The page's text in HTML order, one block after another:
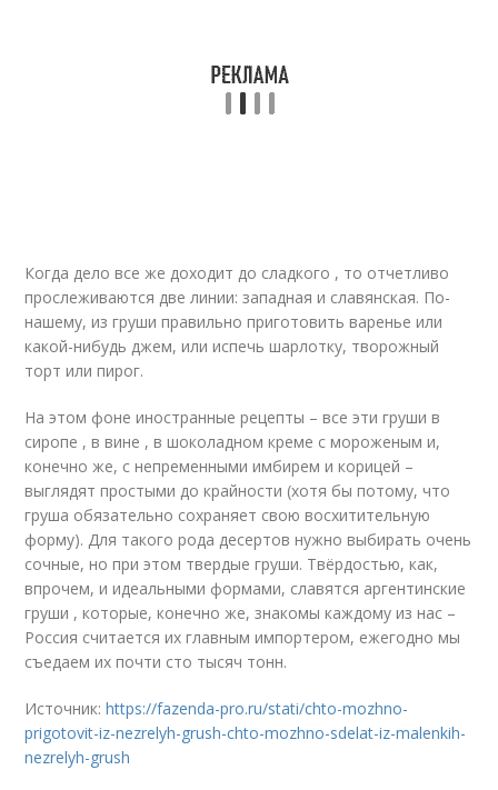
Когда дело все же доходит до сладкого , то отчетливо
прослеживаются две линии: западная и славянская. По-
нашему, из груши правильно приготовить варенье или
какой-нибудь джем, или испечь шарлотку, творожный
торт или пирог.
На этом фоне иностранные рецепты – все эти груши в
сиропе , в вине , в шоколадном креме с мороженым и,
конечно же, с непременными имбирем и корицей –
выглядят простыми до крайности (хотя бы потому, что
груша обязательно сохраняет свою восхитительную
форму). Для такого рода десертов нужно выбирать очень
сочные, но при этом твердые груши. Твёрдостью, как,
впрочем, и идеальными формами, славятся аргентинские
груши , которые, конечно же, знакомы каждому из нас –
Россия считается их главным импортером, ежегодно мы
съедаем их почти сто тысяч тонн.
Источник:https://fazenda-pro.ru/stati/chto-mozhno-
prigotovit-iz-nezrelyh-grush-chto-mozhno-sdelat-iz-malenkih-
nezrelyh-grush